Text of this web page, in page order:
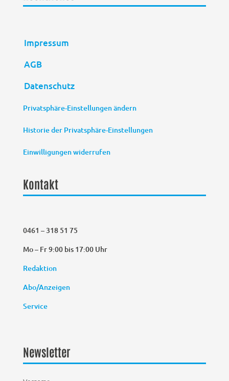
Impressum
AGB
Datenschutz
Privatsphäre-Einstellungen ändern
Historie der Privatsphäre-Einstellungen
Einwilligungen widerrufen
Kontakt
0461 – 318 51 75
Mo – Fr 9:00 bis 17:00 Uhr
Redaktion
Abo/Anzeigen
Service
Newsletter